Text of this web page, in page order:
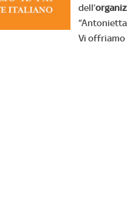
dell’
Vi offriamo